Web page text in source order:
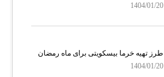
1404/01/20
طرز تهیه خرما بیسکویتی برای ماه رمضان
1404/01/20